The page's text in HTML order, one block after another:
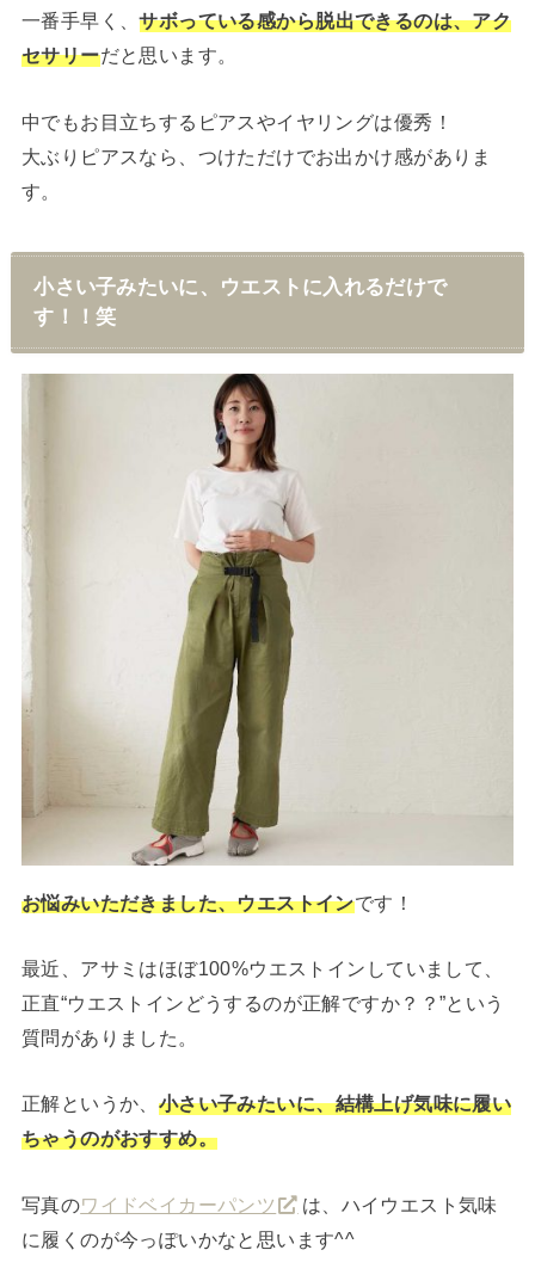
一番手早く、サボっている感から脱出できるのは、アク
セサリーだと思います。
中でもお目立ちするピアスやイヤリングは優秀！
大ぶりピアスなら、つけただけでお出かけ感がありま
す。
小さい子みたいに、ウエストに入れるだけで
す！！笑
お悩みいただきました、ウエストインです！
最近、アサミはほぼ100%ウエストインしていまして、
正直“ウエストインどうするのが正解ですか？？”という
質問がありました。
正解というか、 小さい子みたいに、結構上げ気味に履い
ちゃうのがおすすめ。
写真のワイドベイカーパンツ
は、ハイウエスト気味
に履くのが今っぽいかなと思います^^